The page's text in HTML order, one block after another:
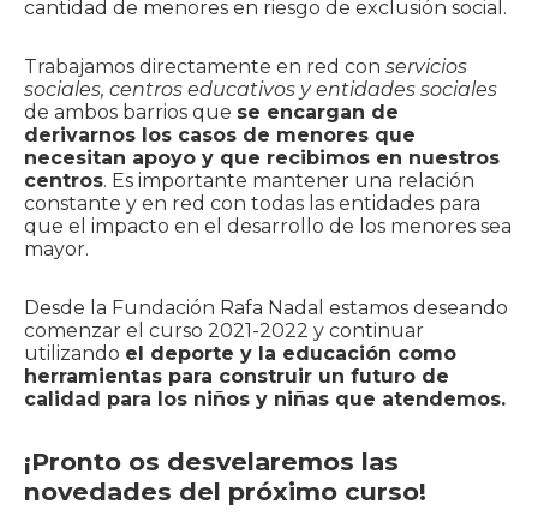
cantidad de menores en riesgo de exclusión social.
Trabajamos directamente en red con servicios
sociales, centros educativos y entidades sociales
de ambos barrios que se encargan de
derivarnos los casos de menores que
necesitan apoyo y que recibimos en nuestros
centros. Es importante mantener una relación
constante y en red con todas las entidades para
que el impacto en el desarrollo de los menores sea
mayor.
Desde la Fundación Rafa Nadal estamos deseando
comenzar el curso 2021-2022 y continuar
utilizando el deporte y la educación como
herramientas para construir un futuro de
calidad para los niños y niñas que atendemos.
¡Pronto os desvelaremos las
novedades del próximo curso!